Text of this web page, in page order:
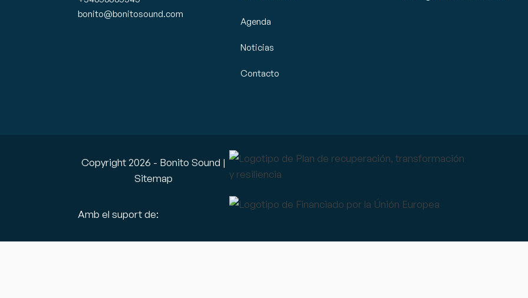
bonito@bonitosound.com
Agenda
Noticias
Contacto
Copyright 2026 - Bonito Sound |
Sitemap
Amb el suport de: